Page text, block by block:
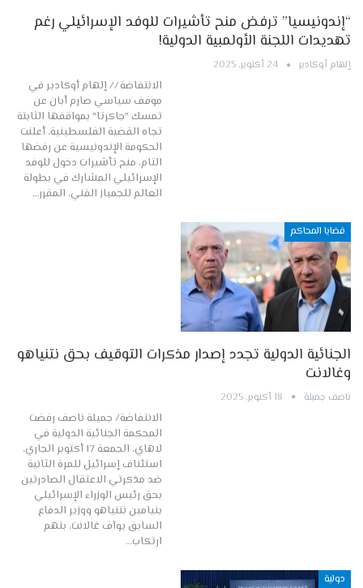
“إندونيسيا” ترفض منح تأشيرات للوفد الإسرائيلي رغم
تهديدات اللجنة الأولمبية الدولية!
إلهام أوكادير 24 أكتوبر, 2025
الانتفاضة // إلهام أوكادير في
موقف سياسي صارم أبان عن
تمسك "جاكرتا" بمواقفها الثابتة
تجاه القضية الفلسطينية، أعلنت
الحكومة الإندونيسية عن رفضها
التام، منح تأشيرات دخول للوفد
الإسرائيلي المشارك في بطولة
العالم للجمباز الفني، المقرر…
قضايا المحاكم
الجنائية الدولية تجدد إصدار مذكرات التوقيف بحق نتنياهو
وغالانت
ناصف جميلة 18 أكتوبر, 2025
الانتفاضة/ جميلة ناصف رفضت
المحكمة الجنائية الدولية في
لاهاي، الجمعة 17 أكتوبر الجاري،
استئناف إسرائيل للمرة الثانية
ضد مذكرتي الاعتقال الصادرتين
بحق رئيس الوزراء الإسرائيلي
بنيامين نتنياهو ووزير الدفاع
السابق يوآف غالانت، بتهم
ارتكاب…
دولية